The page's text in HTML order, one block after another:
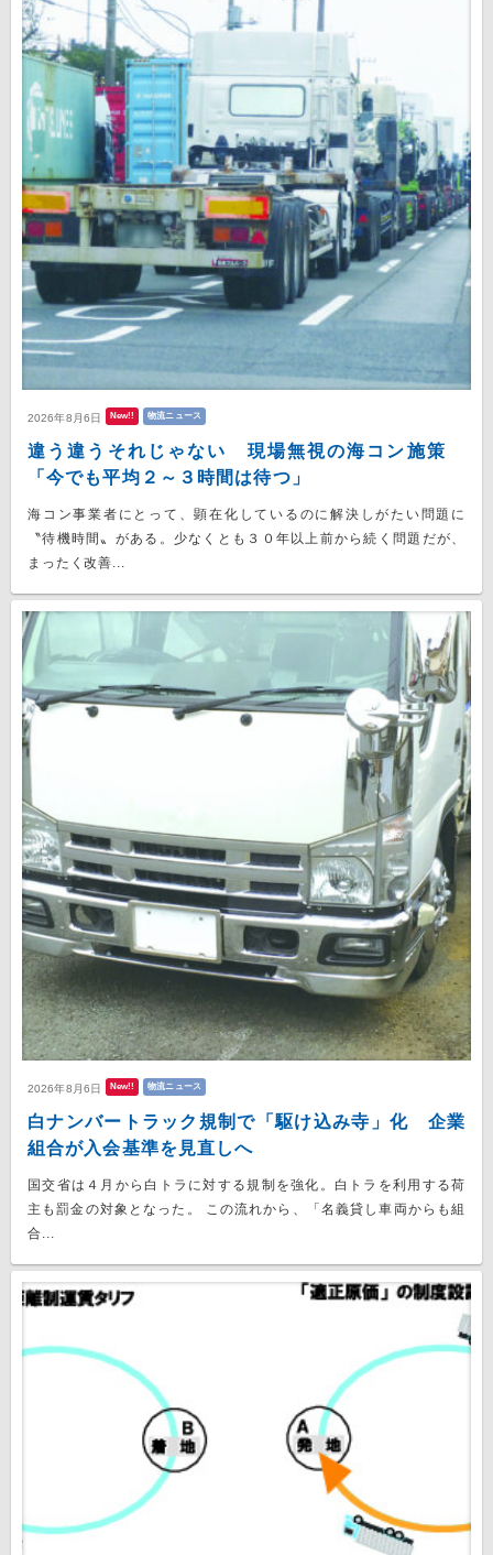
2026年8月6日 New!! 物流ニュース
違う違うそれじゃない 現場無視の海コン施策
「今でも平均２～３時間は待つ」
海コン事業者にとって、顕在化しているのに解決しがたい問題に
〝待機時間〟がある。少なくとも３０年以上前から続く問題だが、
まったく改善...
2026年8月6日 New!! 物流ニュース
白ナンバートラック規制で「駆け込み寺」化 企業
組合が入会基準を見直しへ
国交省は４月から白トラに対する規制を強化。白トラを利用する荷
主も罰金の対象となった。 この流れから、「名義貸し車両からも組
合...